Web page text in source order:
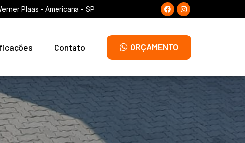
Plaas - Americana - SP
Contato ORÇAMENTO